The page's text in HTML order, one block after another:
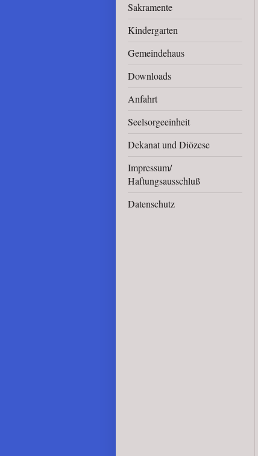
Sakramente
Kindergarten
Gemeindehaus
Downloads
Anfahrt
Seelsorgeeinheit
Dekanat und Diözese
Impressum/
Haftungsausschluß
Datenschutz